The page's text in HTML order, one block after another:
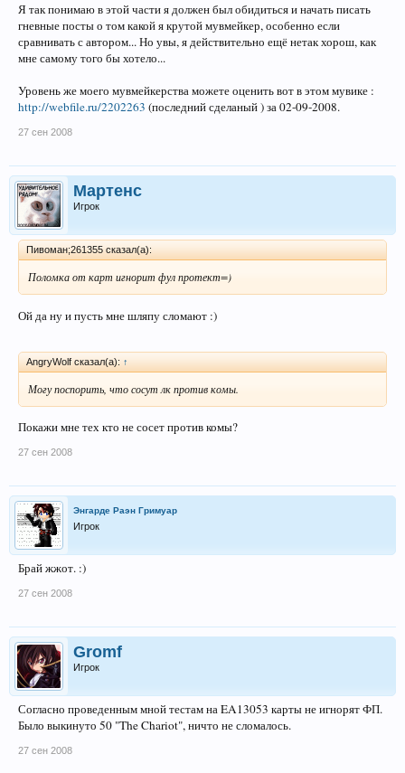
Я так понимаю в этой части я должен был обидиться и начать писать
гневные посты о том какой я крутой мувмейкер, особенно если
сравнивать с автором... Но увы, я действительно ещё нетак хорош, как
мне самому того бы хотело...
Уровень же моего мувмейкерства можете оценить вот в этом мувике :
http://webfile.ru/2202263 (последний сделаный ) за 02-09-2008.
27 сен 2008
Мартенс
Игрок
Пивоман;261355 сказал(а):
Поломка от карт игнорит фул протект=)
Ой да ну и пусть мне шляпу сломают :)
AngryWolf сказал(а): ↑
Могу поспорить, что сосут лк против комы.
Покажи мне тех кто не сосет против комы?
27 сен 2008
Энгарде Раэн Гримуар
Игрок
Брай жжот. :)
27 сен 2008
Gromf
Игрок
Согласно проведенным мной тестам на EA13053 карты не игнорят ФП.
Было выкинуто 50 "The Chariot", ничто не сломалось.
27 сен 2008